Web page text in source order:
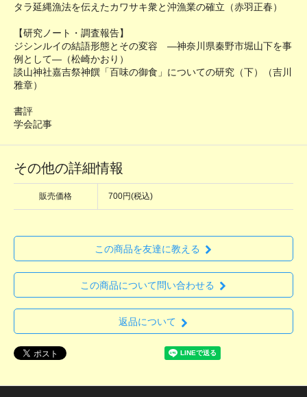
タラ延縄漁法を伝えたカワサキ衆と沖漁業の確立（赤羽正春）
【研究ノート・調査報告】
ジシンルイの結語形態とその変容 ―神奈川県秦野市堀山下を事
例として―（松崎かおり）
談山神社嘉吉祭神饌「百味の御食」についての研究（下）（吉川
雅章）
書評
学会記事
その他の詳細情報
販売価格 700円(税込)
この商品を友達に教える
この商品について問い合わせる
返品について